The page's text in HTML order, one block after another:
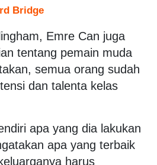
Bridge
Emre Can juga
tentang pemain muda
semua orang sudah
dan talenta kelas
apa yang dia lakukan
apa yang terbaik
harus